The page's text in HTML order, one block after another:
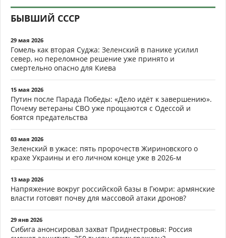
БЫВШИЙ СССР
29 мая 2026
Гомель как вторая Суджа: Зеленский в панике усилил
север, но переломное решение уже принято и
смертельно опасно для Киева
15 мая 2026
Путин после Парада Победы: «Дело идёт к завершению».
Почему ветераны СВО уже прощаются с Одессой и
боятся предательства
03 мая 2026
Зеленский в ужасе: пять пророчеств Жириновского о
крахе Украины и его личном конце уже в 2026-м
13 мар 2026
Напряжение вокруг российской базы в Гюмри: армянские
власти готовят почву для массовой атаки дронов?
29 янв 2026
Сибига анонсировал захват Приднестровья: Россия